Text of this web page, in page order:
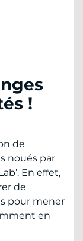
!
de
noués par
En effet,
de
pour mener
en